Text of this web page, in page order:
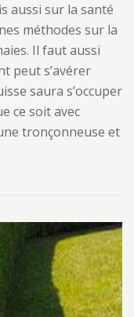
aussi sur la santé
méthodes sur la
Il faut aussi
peut s’avérer
saura s’occuper
ce soit avec
tronçonneuse et